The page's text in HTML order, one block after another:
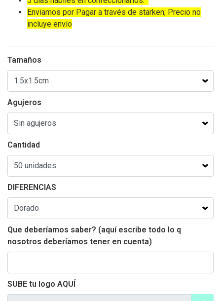
Enviamos por Pagar a través de starken; Precio no
incluye envío
Tamaños
Agujeros
Cantidad
DIFERENCIAS
Que deberíamos saber? (aquí escribe todo lo q
nosotros deberíamos tener en cuenta)
SUBE tu logo AQUÍ